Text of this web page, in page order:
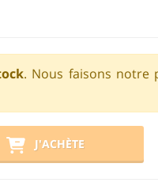
. Nous faisons notre
J'ACHÈTE